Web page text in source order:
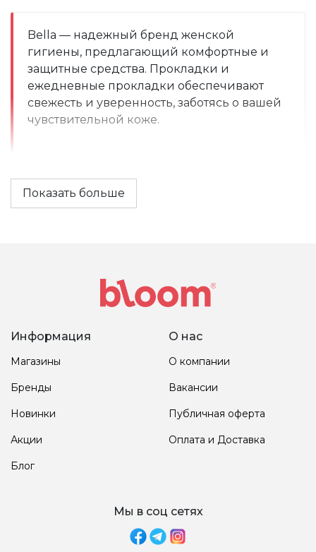
Bella — надежный бренд женской
гигиены, предлагающий комфортные и
защитные средства. Прокладки и
ежедневные прокладки обеспечивают
свежесть и уверенность, заботясь о вашей
чувствительной коже.
Показать больше
Информация
Магазины
Бренды
Новинки
Акции
Блог
О нас
О компании
Вакансии
Публичная оферта
Оплата и Доставка
Мы в соц сетях